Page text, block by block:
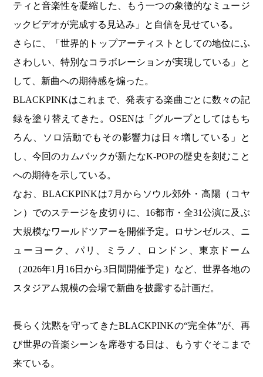
ティと音楽性を凝縮した、もう一つの象徴的なミュージ
ックビデオが完成する見込み」と自信を見せている。
さらに、「世界的トップアーティストとしての地位にふ
さわしい、特別なコラボレーションが実現している」と
して、新曲への期待感を煽った。
BLACKPINKはこれまで、発表する楽曲ごとに数々の記
録を塗り替えてきた。OSENは「グループとしてはもち
ろん、ソロ活動でもその影響力は日々増している」と
し、今回のカムバックが新たなK-POPの歴史を刻むこと
への期待を示している。
なお、BLACKPINKは7月からソウル郊外・高陽（コヤ
ン）でのステージを皮切りに、16都市・全31公演に及ぶ
大規模なワールドツアーを開催予定。ロサンゼルス、ニ
ューヨーク、パリ、ミラノ、ロンドン、東京ドーム
（2026年1月16日から3日間開催予定）など、世界各地の
スタジアム規模の会場で新曲を披露する計画だ。
長らく沈黙を守ってきたBLACKPINKの“完全体”が、再
び世界の音楽シーンを席巻する日は、もうすぐそこまで
来ている。